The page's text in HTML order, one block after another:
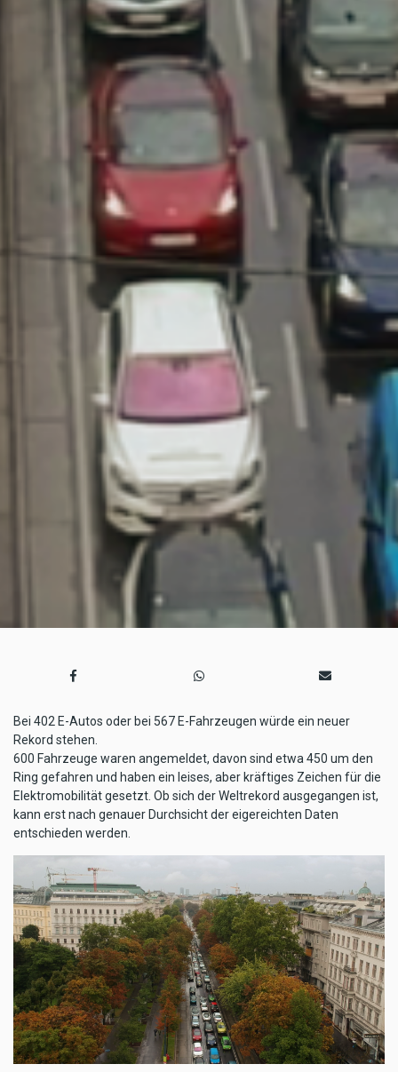
Bei 402 E-Autos oder bei 567 E-Fahrzeugen würde ein neuer
Rekord stehen.
600 Fahrzeuge waren angemeldet, davon sind etwa 450 um den
Ring gefahren und haben ein leises, aber kräftiges Zeichen für die
Elektromobilität gesetzt. Ob sich der Weltrekord ausgegangen ist,
kann erst nach genauer Durchsicht der eigereichten Daten
entschieden werden.